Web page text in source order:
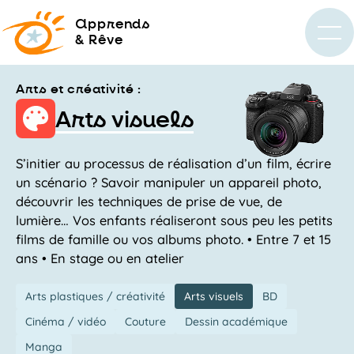
apprends
& Rêve
Arts et créativité :
Arts visuels
S’initier au processus de réalisation d’un film, écrire
un scénario ? Savoir manipuler un appareil photo,
découvrir les techniques de prise de vue, de
lumière… Vos enfants réaliseront sous peu les petits
films de famille ou vos albums photo. • Entre 7 et 15
ans • En stage ou en atelier
Arts plastiques / créativité Arts visuels
BD
Cinéma / vidéo
Couture
Dessin académique
Manga